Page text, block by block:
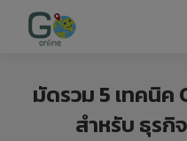
มัดรวม 5 เทคนิ
สำหรับ ธุรกิ